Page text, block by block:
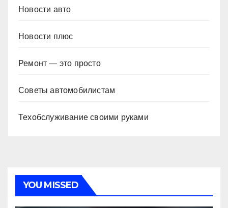
Новости авто
Новости плюс
Ремонт — это просто
Советы автомобилистам
Техобслуживание своими руками
YOU MISSED